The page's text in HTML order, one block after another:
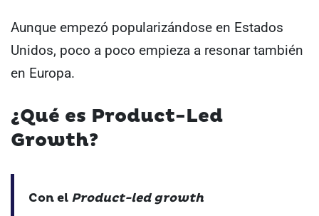
Aunque empezó popularizándose en Estados
Unidos, poco a poco empieza a resonar también
en Europa.
¿Qué es Product-Led
Growth?
Con el Product-led growth